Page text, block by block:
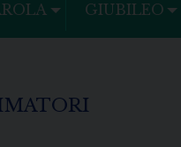
GIUBILEO